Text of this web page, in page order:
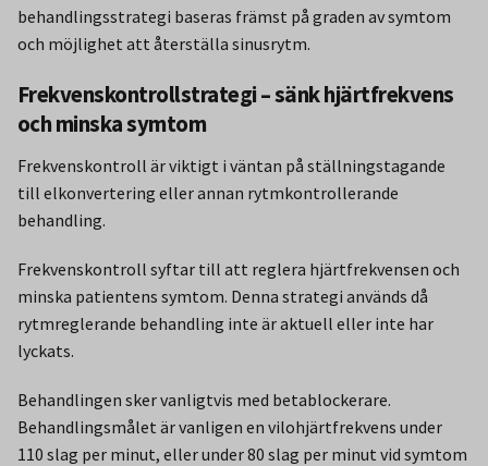
behandlingsstrategi baseras främst på graden av symtom
och möjlighet att återställa sinusrytm.
Frekvenskontrollstrategi – sänk hjärtfrekvens
och minska symtom
Frekvenskontroll är viktigt i väntan på ställningstagande
till elkonvertering eller annan rytmkontrollerande
behandling.
Frekvenskontroll syftar till att reglera hjärtfrekvensen och
minska patientens symtom. Denna strategi används då
rytmreglerande behandling inte är aktuell eller inte har
lyckats.
Behandlingen sker vanligtvis med betablockerare.
Behandlingsmålet är vanligen en vilohjärtfrekvens under
110 slag per minut, eller under 80 slag per minut vid symtom